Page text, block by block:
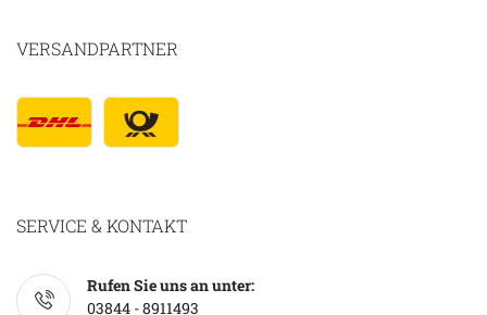
VERSANDPARTNER
SERVICE & KONTAKT
Rufen Sie uns an unter:
03844 - 8911493